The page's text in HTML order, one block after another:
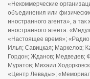
«Некоммерческие
объединения или
иностранного агента», а
иностранного агента:
«Настоящее время»;
Илья; Савицкая; Маркелов;
Гордон; Жданов; Медведев;
Муратов; Михаил
«Центр Левады»;